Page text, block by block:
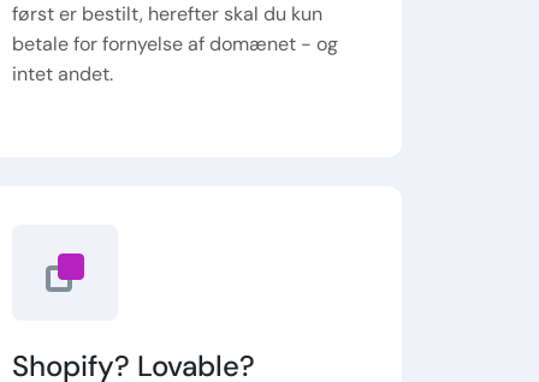
først er bestilt, herefter skal du kun
betale for fornyelse af domænet - og
intet andet.
Shopify? Lovable?